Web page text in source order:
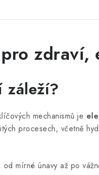
zdraví,
záleží?
mechanismů je
procesech, včetně
mírné únavy až po